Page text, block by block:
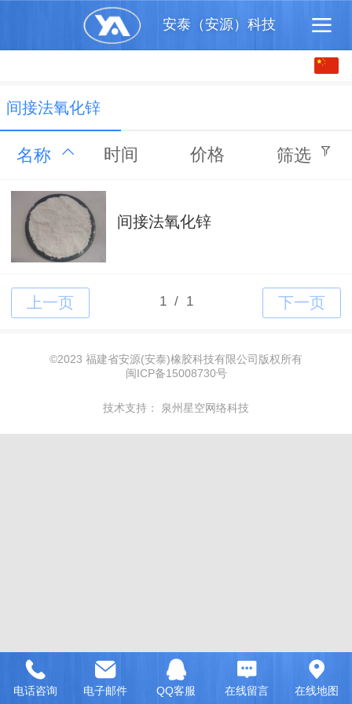
安泰（安源）科技
间接法氧化锌
名称 时间 价格 筛选
间接法氧化锌
©2023 福建省安源(安泰)橡胶科技有限公司版权所有
闽ICP备15008730号
技术支持： 泉州星空网络科技
电话咨询 电子邮件 QQ客服 在线留言 在线地图